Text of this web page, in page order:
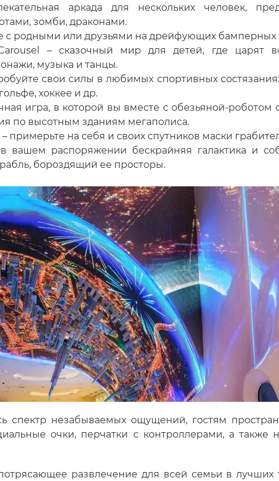
аркада для нескольких человек,
зомби, драконами.
с родными или друзьями на дрейфующих бамперных
– сказочный мир для детей, где царят
музыка и танцы.
свои силы в любимых спортивных
хоккее и др.
игра, в которой вы вместе с обезьяной-роботом
по высотным зданиям мегаполиса.
– примерьте на себя и своих спутников маски
вашем распоряжении бескрайняя галактика и
бороздящий ее просторы.
спектр незабываемых ощущений, гостям
очки, перчатки с контроллерами, а также
развлечение для всей семьи в лучших